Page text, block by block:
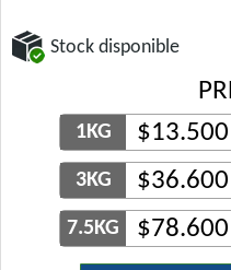
Stock disponible
1KG $13.500
3KG $36.600
7.5KG $78.600